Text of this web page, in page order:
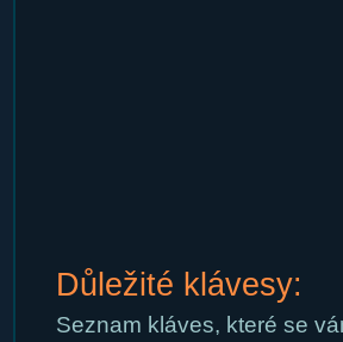
Důležité klávesy:
Seznam kláves, které se